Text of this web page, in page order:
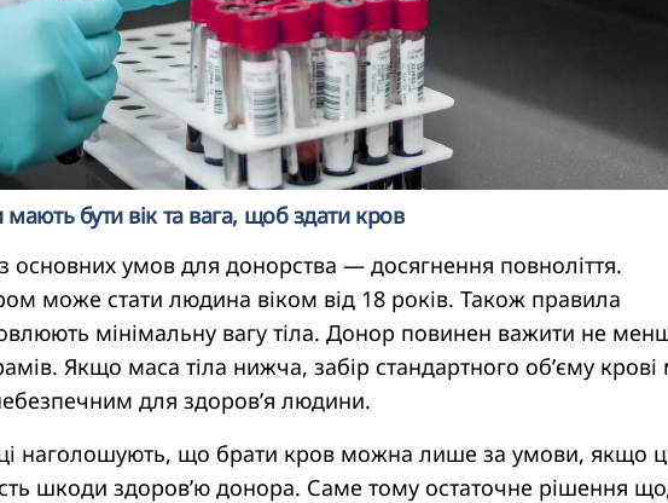
бути вік та вага, щоб здати кров
основних умов для донорства — досягнення повноліття.
може стати людина віком від 18 років. Також правила
мінімальну вагу тіла. Донор повинен важити не
Якщо маса тіла нижча, забір стандартного об’єму
для здоров’я людини.
наголошують, що брати кров можна лише за умови, якщо
шкоди здоров’ю донора. Саме тому остаточне рішення